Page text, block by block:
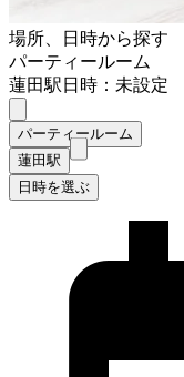
場所、日時から探す
パーティールーム
蓮田駅日時：未設定
パーティールーム
蓮田駅
日時を選ぶ